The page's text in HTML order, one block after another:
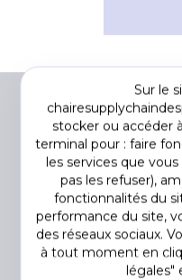
Sur le
stocker ou accéder
terminal pour : faire
les services que
pas les refuser),
fonctionnalités du
performance du site,
des réseaux sociaux.
à tout moment en
légales"
DÉCLARATION